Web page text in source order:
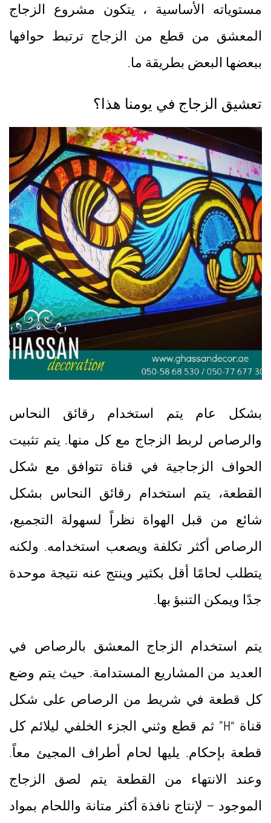
مستوياته الأساسية ، يتكون مشروع الزجاج
المعشق من قطع من الزجاج ترتبط حوافها
ببعضها البعض بطريقة ما.
تعشيق الزجاج في يومنا هذا؟
بشكل عام يتم استخدام رقائق النحاس
والرصاص لربط الزجاج مع كل منها. يتم تثبيت
الحواف الزجاجية في قناة تتوافق مع شكل
القطعة، يتم استخدام رقائق النحاس بشكل
شائع من قبل الهواة نظراً لسهولة التجميع،
الرصاص أكثر تكلفة ويصعب استخدامه. ولكنه
يتطلب لحامًا أقل بكثير وينتج عنه نتيجة موحدة
جدًا ويمكن التنبؤ بها.
يتم استخدام الزجاج المعشق بالرصاص في
العديد من المشاريع المستدامة. حيث يتم وضع
كل قطعة في شريط من الرصاص على شكل
قناة “H” ثم قطع وثني الجزء الخلفي ليلائم كل
قطعة بإحكام. يليها لحام أطراف المجيئ معاً.
وعند الانتهاء من القطعة يتم لصق الزجاج
الموجود – لإنتاج نافذة أكثر متانة واللحام بمواد